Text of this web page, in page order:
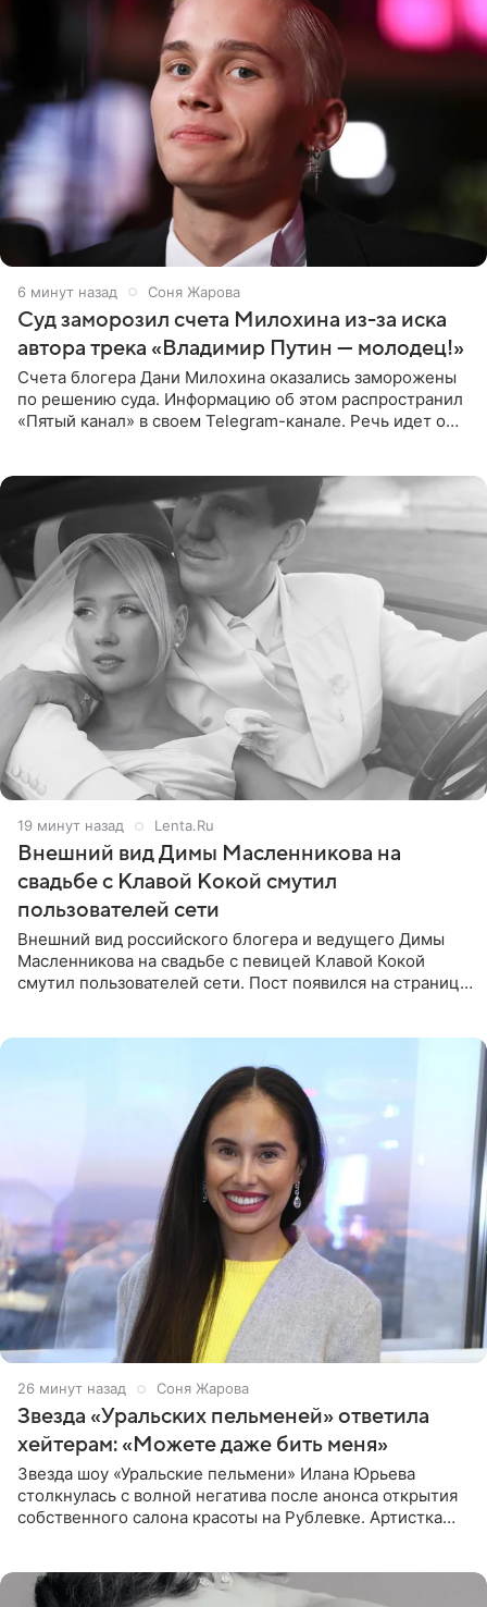
6 минут назад Соня Жарова
Суд заморозил счета Милохина из-за иска
автора трека «Владимир Путин — молодец!»
Счета блогера Дани Милохина оказались заморожены
по решению суда. Информацию об этом распространил
«Пятый канал» в своем Telegram-канале. Речь идет о
19 минут назад Lenta.Ru
Внешний вид Димы Масленникова на
свадьбе с Клавой Кокой смутил
пользователей сети
Внешний вид российского блогера и ведущего Димы
Масленникова на свадьбе с певицей Клавой Кокой
смутил пользователей сети. Пост появился на странице
26 минут назад Соня Жарова
Звезда «Уральских пельменей» ответила
хейтерам: «Можете даже бить меня»
Звезда шоу «Уральские пельмени» Илана Юрьева
столкнулась с волной негатива после анонса открытия
собственного салона красоты на Рублевке. Артистка